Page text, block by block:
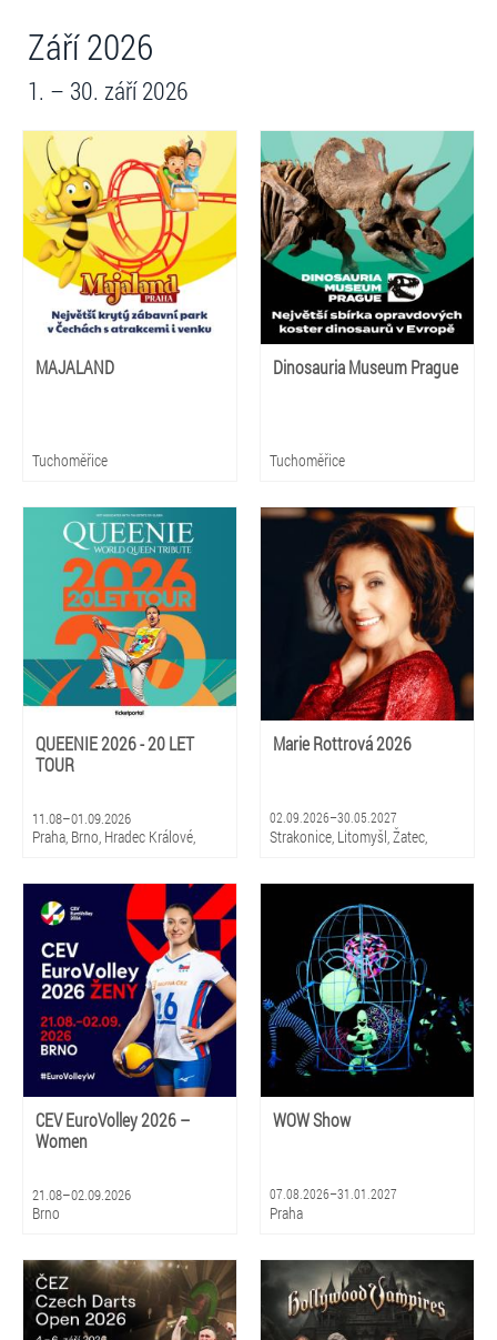
Září 2026
1. – 30. září 2026
MAJALAND
Tuchoměřice
Dinosauria Museum Prague
Tuchoměřice
QUEENIE 2026 - 20 LET
TOUR
11.08–01.09.2026
Praha, Brno, Hradec Králové,
Marie Rottrová 2026
02.09.2026–30.05.2027
Strakonice, Litomyšl, Žatec,
Praha, Ostrava, Pardubice, Plzeň
CEV EuroVolley 2026 –
Women
21.08–02.09.2026
Brno
WOW Show
07.08.2026–31.01.2027
Praha